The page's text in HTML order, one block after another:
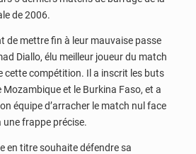
de 2006.
de mettre fin à leur mauvaise passe
Diallo, élu meilleur joueur du match
cette compétition. Il a inscrit les buts
et le Burkina Faso, et a
équipe d’arracher le match nul face
frappe précise.
en titre souhaite défendre sa